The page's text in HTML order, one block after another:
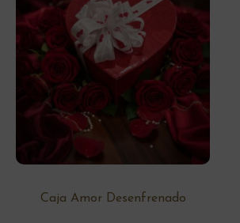
Caja Amor Desenfrenado